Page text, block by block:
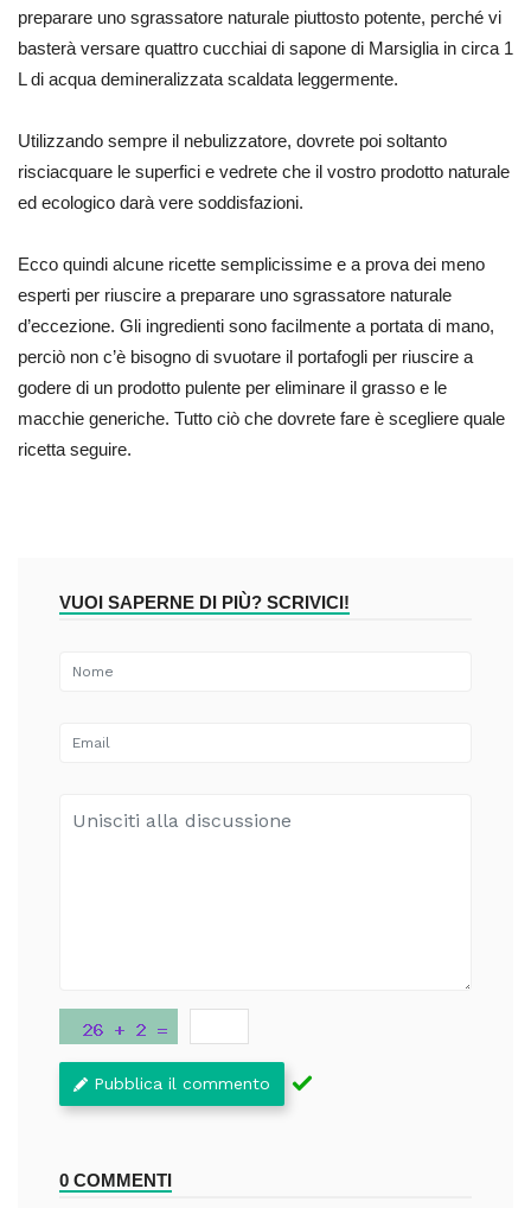
preparare uno sgrassatore naturale piuttosto potente, perché vi
basterà versare quattro cucchiai di sapone di Marsiglia in circa 1
L di acqua demineralizzata scaldata leggermente.
Utilizzando sempre il nebulizzatore, dovrete poi soltanto
risciacquare le superfici e vedrete che il vostro prodotto naturale
ed ecologico darà vere soddisfazioni.
Ecco quindi alcune ricette semplicissime e a prova dei meno
esperti per riuscire a preparare uno sgrassatore naturale
d’eccezione. Gli ingredienti sono facilmente a portata di mano,
perciò non c’è bisogno di svuotare il portafogli per riuscire a
godere di un prodotto pulente per eliminare il grasso e le
macchie generiche. Tutto ciò che dovrete fare è scegliere quale
ricetta seguire.
VUOI SAPERNE DI PIÙ? SCRIVICI!
Pubblica il commento
0 COMMENTI